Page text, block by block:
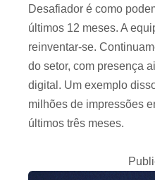
Desafiador é como
últimos 12 meses. A
reinventar-se.
do setor, com presença
digital. Um exemplo
milhões de impressões
últimos três meses.